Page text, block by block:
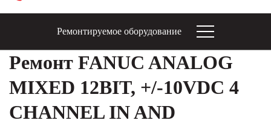
Ремонтируемое оборудование
Ремонт FANUC ANALOG
MIXED 12BIT, +/-10VDC 4
CHANNEL IN AND